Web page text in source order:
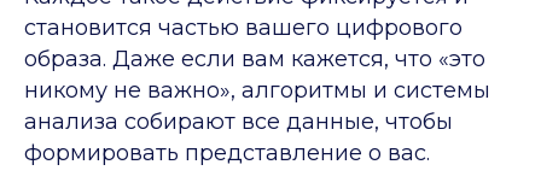
становится частью вашего цифрового
образа. Даже если вам кажется, что «это
никому не важно», алгоритмы и системы
анализа собирают все данные, чтобы
формировать представление о вас.